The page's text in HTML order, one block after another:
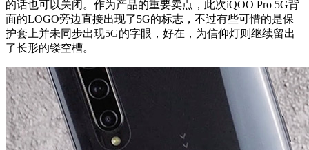
的话也可以关闭。作为产品的重要卖点，此次iQOO Pro 5G背
面的LOGO旁边直接出现了5G的标志，不过有些可惜的是保
护套上并未同步出现5G的字眼，好在，为信仰灯则继续留出
了长形的镂空槽。